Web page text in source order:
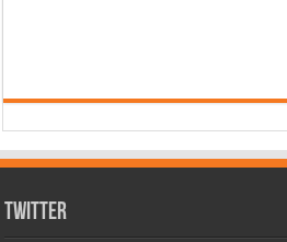
Twitter